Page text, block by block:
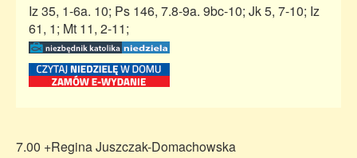
Iz 35, 1-6a. 10; Ps 146, 7.8-9a. 9bc-10; Jk 5, 7-10; Iz
61, 1; Mt 11, 2-11;
7.00 +Regina Juszczak-Domachowska